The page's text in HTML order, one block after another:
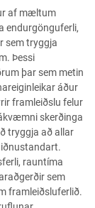
af mæltum
endurgönguferli,
sem tryggja
Þessi
þar sem metin
áður
framleiðslu felur
skerðinga
tryggja að allar
rauntíma
sem
framleiðsluferlið.